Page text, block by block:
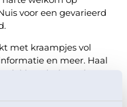
voor een gevarieerd
met kraampjes vol
en meer. Haal
lekkers (zolang de
omgeving via een van